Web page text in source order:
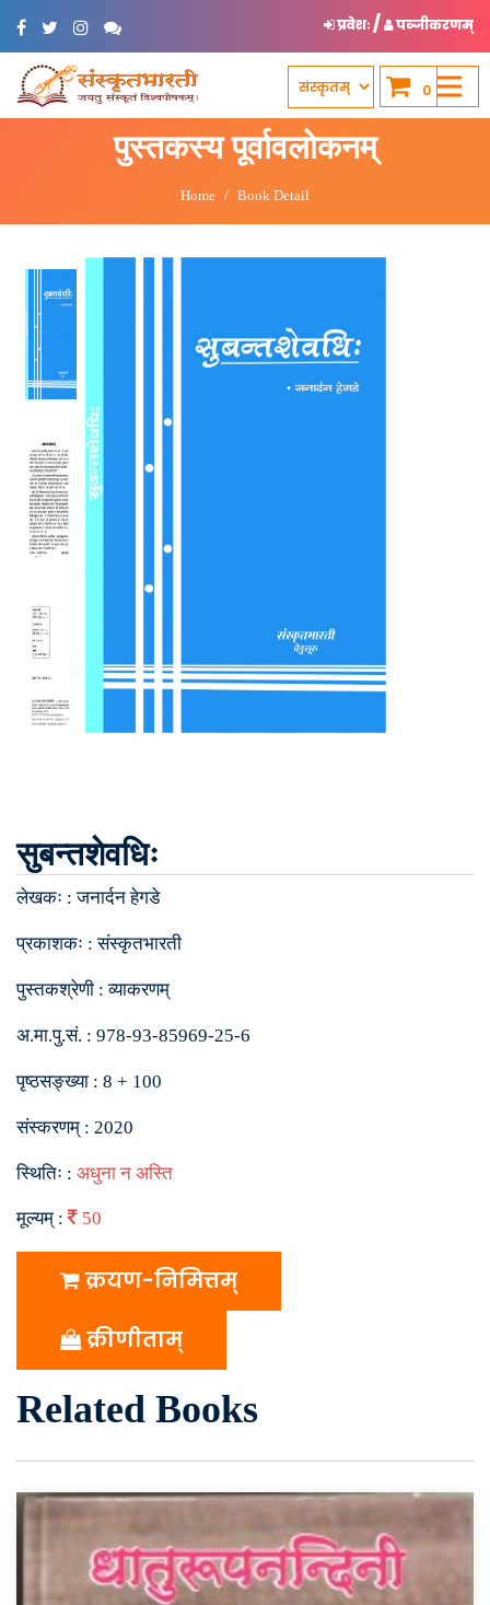
प्रवेशः/ पञ्जीकरणम्
0
पुस्तकस्य पूर्वावलोकनम्
Home Book Detail
सुबन्तशेवधिः
लेखकः :जनार्दन हेगडे
प्रकाशकः :संस्कृतभारती
पुस्तकश्रेणी :व्याकरणम्
अ.मा.पु.सं. : 978-93-85969-25-6
पृष्ठसङ्ख्या : 8 + 100
संस्करणम् : 2020
स्थितिः : अधुना न अस्ति
मूल्यम् : 50
क्रयण-निमित्तम्
क्रीणीताम्
Related Books